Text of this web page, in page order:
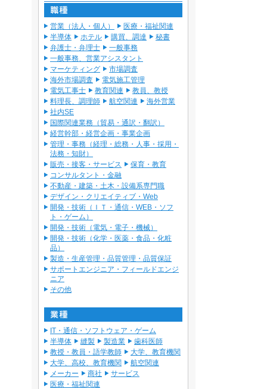
営業（法人・個人）
医療・福祉関連
半導体
ホテル 購買、調達
秘書
弁護士・弁理士
一般事務
一般事務、営業アシスタント
マーケティング
市場調査
海外市場調査
電気施工管理
電気工事士
教育関連
教員、教授
料理長、調理師
航空関連
海外営業
社内SE
国際関連業務（貿易・通訳・翻訳）
経営幹部・経営企画・事業企画
管理・事務（経理・総務・人事・採用・
法務・知財）
販売・接客・サービス
保育・教育
コンサルタント・金融
不動産・建築・土木・設備系専門職
デザイン・クリエイティブ・Web
開発・技術（ＩＴ・通信・WEB・ソフ
ト・ゲーム）
開発・技術（電気・電子・機械）
開発・技術（化学・医薬・食品・化粧
品）
製造・生産管理・品質管理・品質保証
サポートエンジニア・フィールドエンジ
ニア
その他
IT・通信・ソフトウェア・ゲーム
半導体
縫製 製造業
歯科医師
教授・教員・語学教師
大学、教育機関
大学、高校、教育機関
航空関連
メーカー
商社
サービス
医療・福祉関連